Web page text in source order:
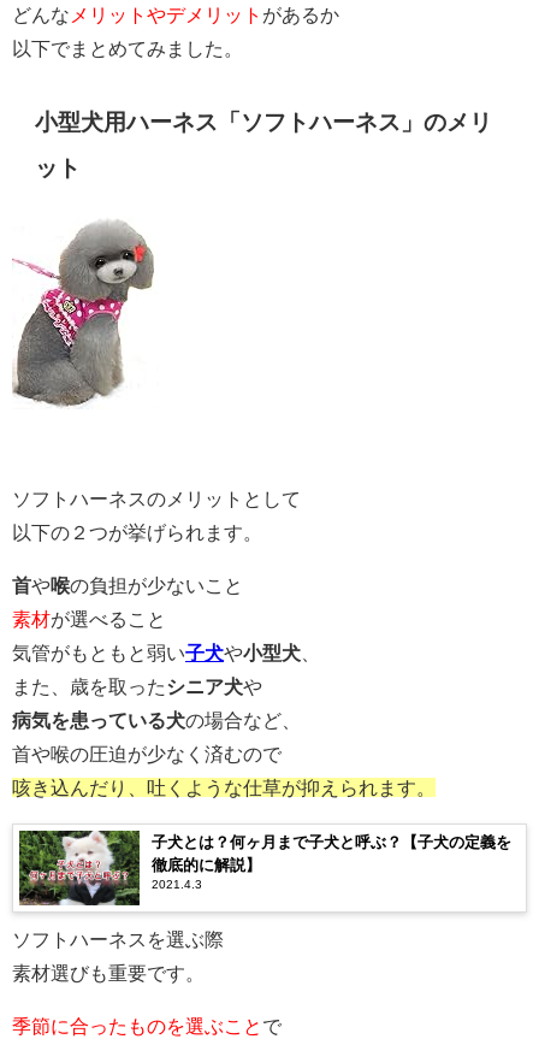
どんな メリットやデメリット があるか
以下でまとめてみました。
小型犬用ハーネス「ソフトハーネス」のメリ
ット
ソフトハーネスのメリットとして
以下の２つが挙げられます。
首や喉の負担が少ないこと
素材が選べること
気管がもともと弱い子犬や小型犬
また、歳を取ったシニア犬や
病気を患っている犬の場合など、
首や喉の圧迫が少なく済むので
咳き込んだり、 吐くような仕草が抑えられます。
子犬とは？何ヶ月まで子犬と呼ぶ？【子犬の定義を
徹底的に解説】
2021.4.3
ソフトハーネスを選ぶ際
素材選びも重要です。
季節に合ったものを選ぶこと で